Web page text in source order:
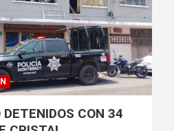
DETENIDOS CON 34